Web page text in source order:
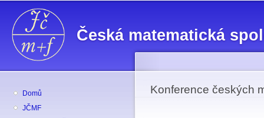
Česká matematická
Domů
JČMF
Konference českých